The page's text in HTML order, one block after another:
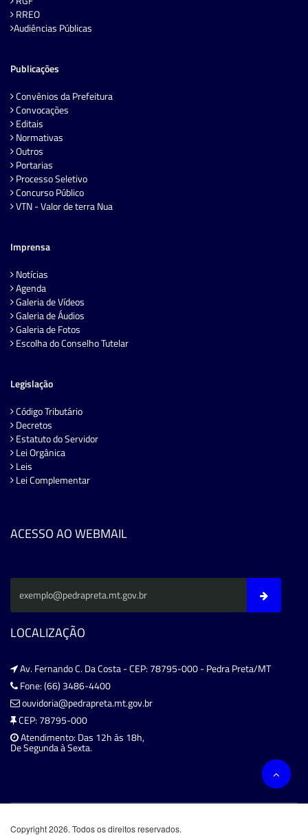
RREO
Audiências Públicas
Publicações
Convênios da Prefeitura
Convocações
Editais
Normativas
Outros
Portarias
Processo Seletivo
Concurso Público
VTN - Valor de terra Nua
Imprensa
Notícias
Agenda
Galeria de Vídeos
Galeria de Áudios
Galeria de Fotos
Escolha do Conselho Tutelar
Legislação
Código Tributário
Decretos
Estatuto do Servidor
Lei Orgânica
Leis
Lei Complementar
ACESSO AO WEBMAIL
LOCALIZAÇÃO
Av. Fernando C. Da Costa - CEP: 78795-000 - Pedra Preta/MT
Fone: (66) 3486-4400
ouvidoria@pedrapreta.mt.gov.br
CEP: 78795-000
Atendimento: Das 12h às 18h,
De Segunda à Sexta.
Copyright 2026. Todos os direitos reservados.